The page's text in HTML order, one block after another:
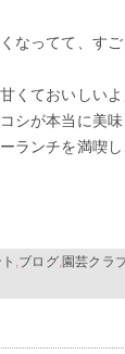
くなってて、す
くておいしいよ
シが本当に美味
ランチを満喫
ブログ, 園芸クラ